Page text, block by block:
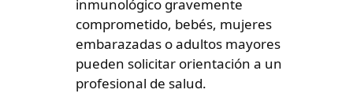
inmunológico gravemente
comprometido, bebés, mujeres
embarazadas o adultos mayores
pueden solicitar orientación a un
profesional de salud.